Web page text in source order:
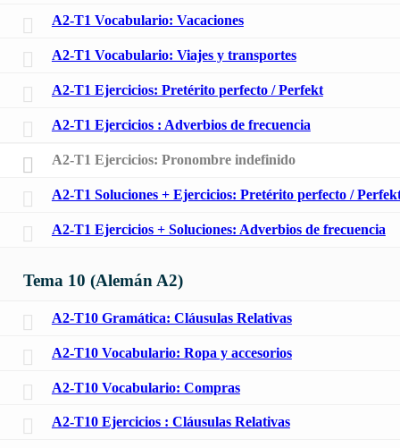
A2-T1 Vocabulario: Vacaciones
A2-T1 Vocabulario: Viajes y transportes
A2-T1 Ejercicios: Pretérito perfecto / Perfekt
A2-T1 Ejercicios : Adverbios de frecuencia
A2-T1 Ejercicios: Pronombre indefinido
A2-T1 Soluciones + Ejercicios: Pretérito perfecto /
A2-T1 Ejercicios + Soluciones: Adverbios de frecuencia
Tema 10 (Alemán A2)
A2-T10 Gramática: Cláusulas Relativas
A2-T10 Vocabulario: Ropa y accesorios
A2-T10 Vocabulario: Compras
A2-T10 Ejercicios : Cláusulas Relativas